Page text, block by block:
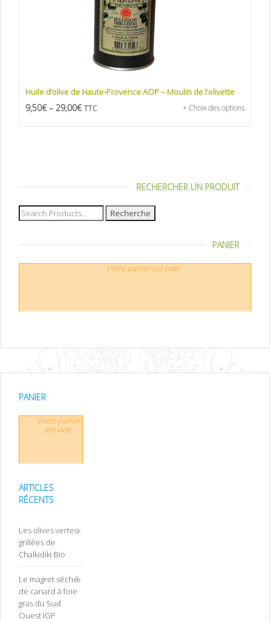
Huile d’olive de Haute-Provence AOP – Moulin de l’olivette
9,50€– 29,00€ TTC + Choix des options
RECHERCHER UN PRODUIT
Recherche
pour :
PANIER
Votre panier est vide.
PANIER
Votre panier
est vide.
ARTICLES
RÉCENTS
Les olives vertes
grillées de
Chalkidiki Bio
Le magret séché
de canard à foie
gras du Sud
Ouest IGP